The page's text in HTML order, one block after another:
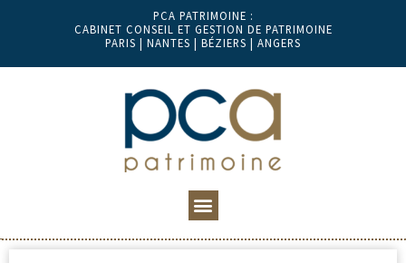
PCA PATRIMOINE :
CABINET CONSEIL ET GESTION DE PATRIMOINE
PARIS | NANTES | BÉZIERS | ANGERS